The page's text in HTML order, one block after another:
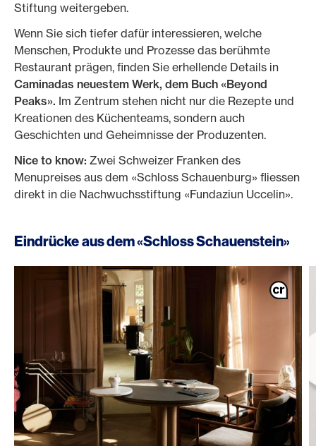
Stiftung weitergeben.
Wenn Sie sich tiefer dafür interessieren, welche
Menschen, Produkte und Prozesse das berühmte
Restaurant prägen, finden Sie erhellende Details in
Caminadas neuestem Werk, dem Buch «Beyond
Peaks». Im Zentrum stehen nicht nur die Rezepte und
Kreationen des Küchenteams, sondern auch
Geschichten und Geheimnisse der Produzenten.
Nice to know: Zwei Schweizer Franken des
Menupreises aus dem «Schloss Schauenburg» fliessen
direkt in die Nachwuchsstiftung «Fundaziun Uccelin».
Eindrücke aus dem «Schloss Schauenstein»